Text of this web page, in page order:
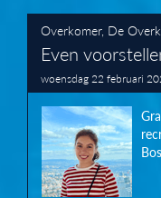
Overkomer, De
Even
woensdag 22 februari